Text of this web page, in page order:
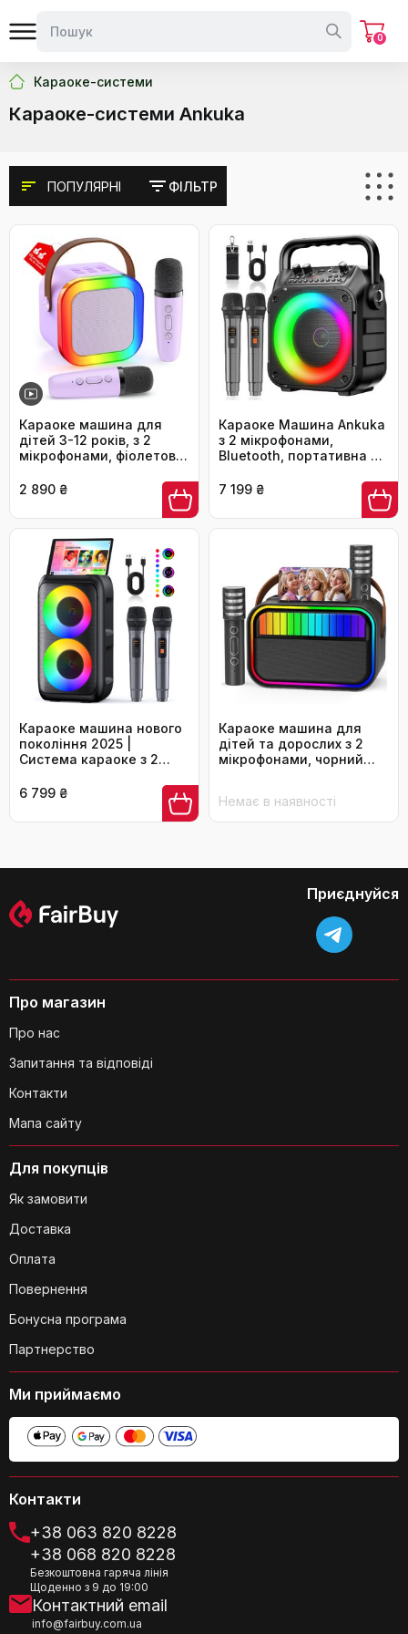
0
Караоке-системи
Караоке-системи Ankuka
ПОПУЛЯРНІ ФІЛЬТР
Караоке машина для
дітей 3-12 років, з 2
мікрофонами, фіолетова
2 890 ₴
Караоке Машина Ankuka
з 2 мікрофонами,
Bluetooth, портативна PA
TV/TWS/FM/AUX/USB/TF/Rec
(Чорний)
7 199 ₴
Караоке машина нового
покоління 2025 |
Система караоке з 2
FM, AUX, USB, підтримка
Для вечірок, дня
6 799 ₴
Караоке машина для
дітей та дорослих з 2
мікрофонами, чорний
3-12 років
Немає в наявності
Контакти
+38 063 820 8228
+38 068 820 8228
Безкоштовна гаряча лінія
Щоденно з 9 до 19:00
Контактний email
info@fairbuy.com.ua
Для покупців
Як замовити
Доставка
Оплата
Повернення
Бонусна програма
Партнерство
Про магазин
Про нас
Запитання та відповіді
Контакти
Мапа сайту
Приєднуйся
Ми приймаємо